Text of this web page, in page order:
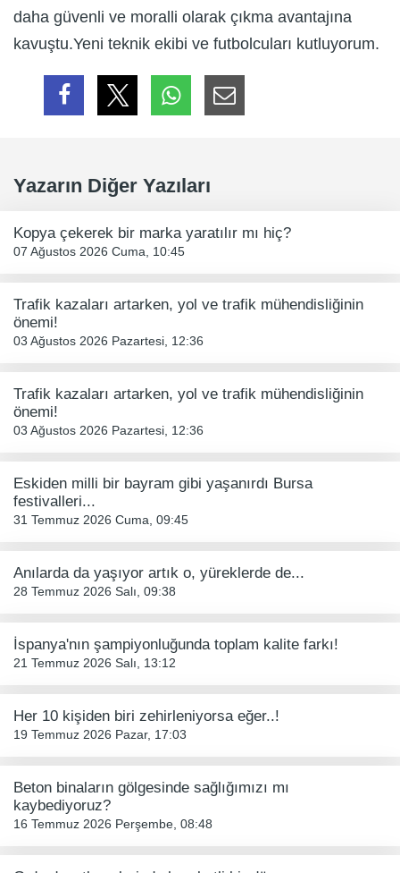
daha güvenli ve moralli olarak çıkma avantajına
kavuştu.Yeni teknik ekibi ve futbolcuları kutluyorum.
Yazarın Diğer Yazıları
Kopya çekerek bir marka yaratılır mı hiç?
07 Ağustos 2026 Cuma, 10:45
Trafik kazaları artarken, yol ve trafik mühendisliğinin
önemi!
03 Ağustos 2026 Pazartesi, 12:36
Trafik kazaları artarken, yol ve trafik mühendisliğinin
önemi!
03 Ağustos 2026 Pazartesi, 12:36
Eskiden milli bir bayram gibi yaşanırdı Bursa
festivalleri...
31 Temmuz 2026 Cuma, 09:45
Anılarda da yaşıyor artık o, yüreklerde de...
28 Temmuz 2026 Salı, 09:38
İspanya'nın şampiyonluğunda toplam kalite farkı!
21 Temmuz 2026 Salı, 13:12
Her 10 kişiden biri zehirleniyorsa eğer..!
19 Temmuz 2026 Pazar, 17:03
Beton binaların gölgesinde sağlığımızı mı
kaybediyoruz?
16 Temmuz 2026 Perşembe, 08:48